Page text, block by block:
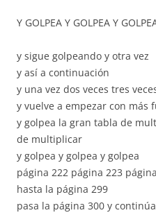
Y GOLPEA Y GOLPEA Y
y sigue golpeando y otra vez
y así a continuación
y una vez dos veces tres
y vuelve a empezar con más
y golpea la gran tabla de
de multiplicar
y golpea y golpea y golpea
página 222 página 223
hasta la página 299
pasa la página 300 y